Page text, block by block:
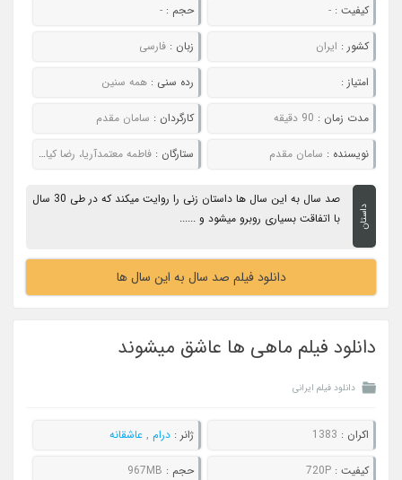
کیفیت :- حجم : -
کشور : ایران زبان : فارسی
امتیاز : رده سنی : همه سنین
مدت زمان : 90 دقیقه کارگردان : سامان مقدم
نویسنده : سامان مقدم ستارگان : فاطمه معتمدآریا، رضا کیانیان، پرویز پرستویی، علی قربان زاده
داستان
صد سال به این سال ها داستان زنی را روایت میکند که در طی 30 سال
با اتفاقت بسیاری روبرو میشود و ......
دانلود فیلم صد سال به این سال ها
دانلود فیلم ماهی ها عاشق میشوند
دانلود فیلم ایرانی
اکران : 1383 ژانر : درام , عاشقانه
کیفیت :720P حجم : 967MB